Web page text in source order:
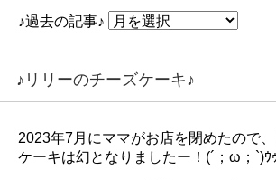
♪過去の記事♪
♪リリーのチーズケーキ♪
2023年7月にママがお店を閉めたので
ケーキは幻となりましたー！(´；ω；`)ｳ